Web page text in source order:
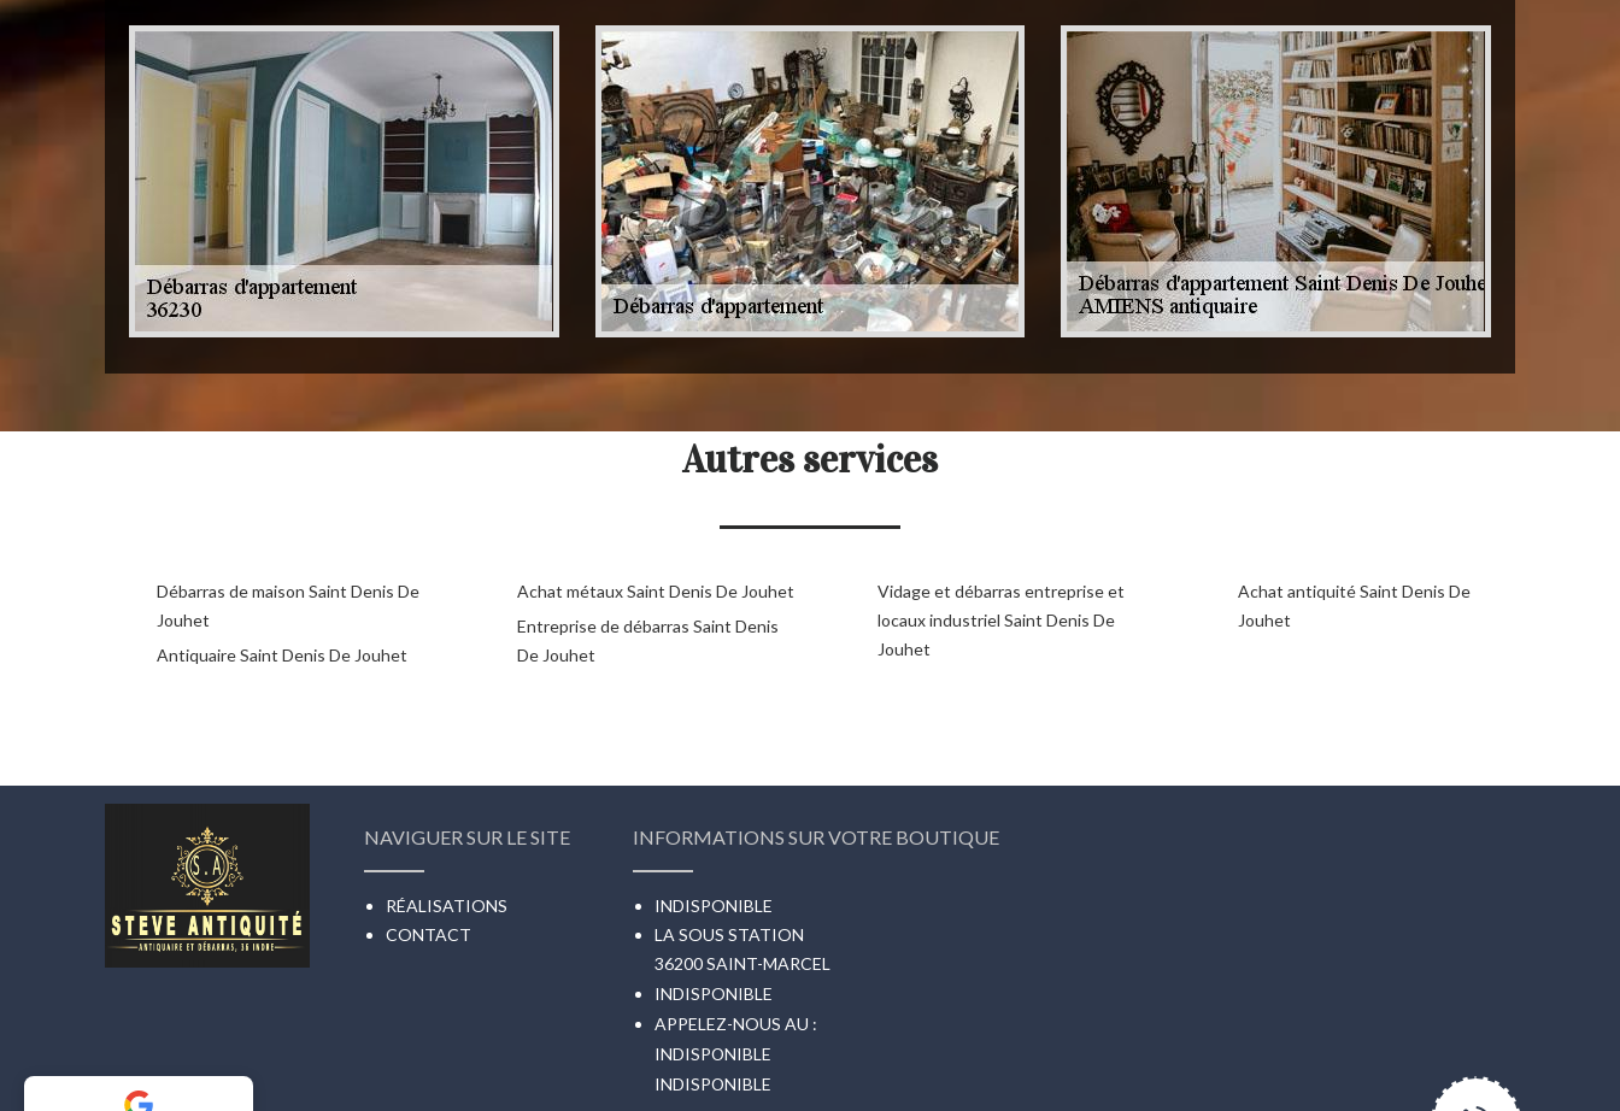
Autres services
Débarras de maison Saint Denis De
Jouhet
Antiquaire Saint Denis De Jouhet
Achat métaux Saint Denis De Jouhet
Entreprise de débarras Saint Denis
De Jouhet
Vidage et débarras entreprise et
locaux industriel Saint Denis De
Jouhet
Achat antiquité Saint Denis De
Jouhet
NAVIGUER SUR LE SITE
RÉALISATIONS
CONTACT
INFORMATIONS SUR VOTRE BOUTIQUE
INDISPONIBLE
LA SOUS STATION
36200 SAINT-MARCEL
INDISPONIBLE
APPELEZ-NOUS AU :
INDISPONIBLE
INDISPONIBLE